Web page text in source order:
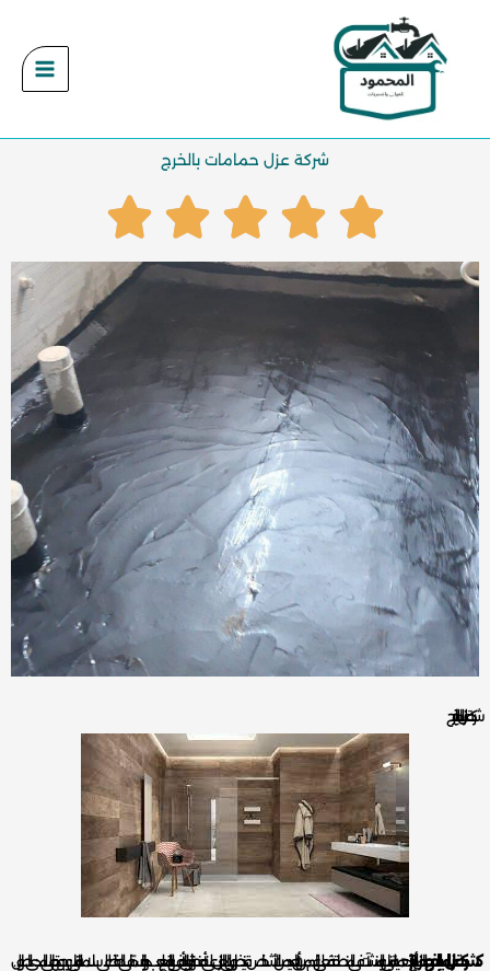
المحتوى
شركة عزل حمامات بالخرج
شركة عزل المياه بالخرج
كشركة عزل المياه بالخرج، يعد العزل أمرًا بالغ الأهمية للمباني والمنشآت في المنطقة. فعلى الرغم من أن العديد من الأشخاص قد ينظرون إلى العزل على أنه عنصر ثانوي، إلا أنه في الواقع يلعب دورًا حاسمًا في الحفاظ على سلامة المباني وجودتها على المدى الطويل.